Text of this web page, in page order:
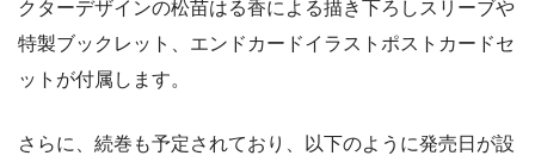
クターデザインの松苗はる香による描き下ろしスリーブや
特製ブックレット、エンドカードイラストポストカードセ
ットが付属します。
さらに、続巻も予定されており、以下のように発売日が設